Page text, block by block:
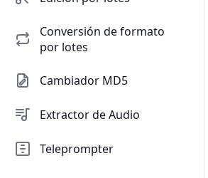
Conversión de formato
por lotes
Cambiador MD5
Extractor de Audio
Teleprompter